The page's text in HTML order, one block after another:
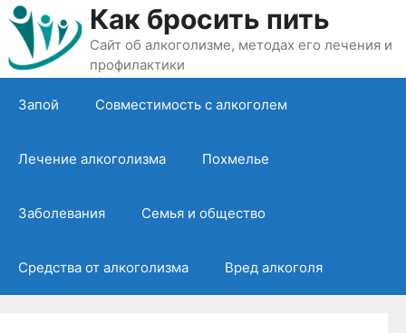
Перейти
содержимому
Как бросить пить
Сайт об алкоголизме, методах его лечения и
профилактики
Запой Совместимость с алкоголем
Лечение алкоголизма Похмелье
Заболевания Семья и общество
Средства от алкоголизма Вред алкоголя